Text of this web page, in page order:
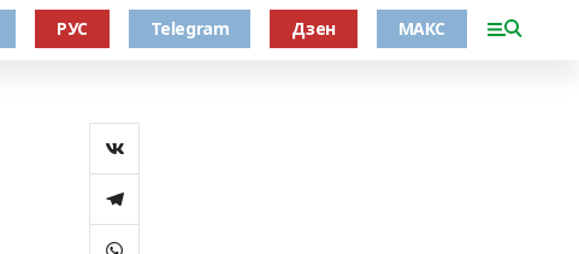
РУС Telegram Дзен МАКС